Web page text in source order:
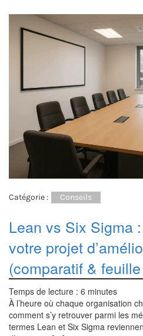
Catégorie : Conseils
Lean vs Six Sigma
votre projet
(comparatif &
Temps de lecture : 6 minutes
À l’heure où chaque organisation
comment s’y retrouver parmi les
termes Lean et Six Sigma